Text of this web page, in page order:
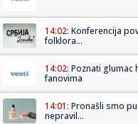
14:02: Konferencija
folklora...
14:02: Poznati glumac
fanovima
14:01: Pronašli smo
nepravil...